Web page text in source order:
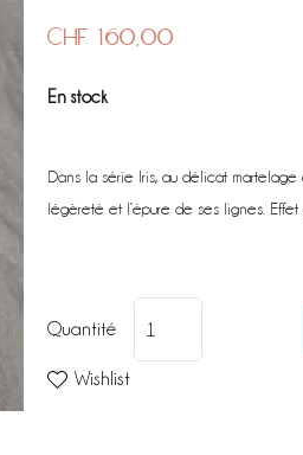
CHF 160.00
En stock
Dans la série Iris, au délicat
légèreté et l’épure de ses lignes.
Quantité
Wishlist